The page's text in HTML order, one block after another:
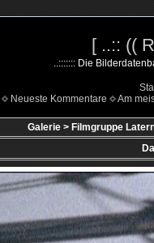
[ ..:: ((
..::::::: Die
Neueste Kommentare Am
Galerie > Filmgruppe